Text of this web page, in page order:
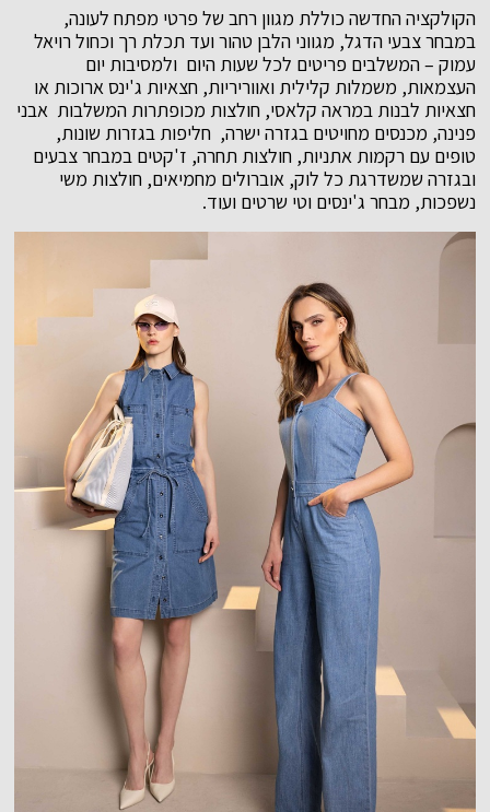
הקולקציה החדשה כוללת מגוון רחב של פרטי מפתח לעונה,
במבחר צבעי הדגל, מגווני הלבן טהור ועד תכלת רך וכחול רויאל
עמוק – המשלבים פריטים לכל שעות היום ולמסיבות יום
העצמאות, משמלות קלילית ואווריריות, חצאיות ג'ינס ארוכות או
חצאיות לבנות במראה קלאסי, חולצות מכופתרות המשלבות אבני
פנינה, מכנסים מחויטים בגזרה ישרה, חליפות בגזרות שונות,
טופים עם רקמות אתניות, חולצות תחרה, ז'קטים במבחר צבעים
ובגזרה שמשדרגת כל לוק, אוברולים מחמיאים, חולצות משי
נשפכות, מבחר ג'ינסים וטי שרטים ועוד.